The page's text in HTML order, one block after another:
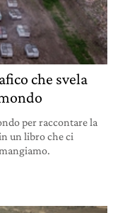
che svela
per raccontare la
un libro che ci